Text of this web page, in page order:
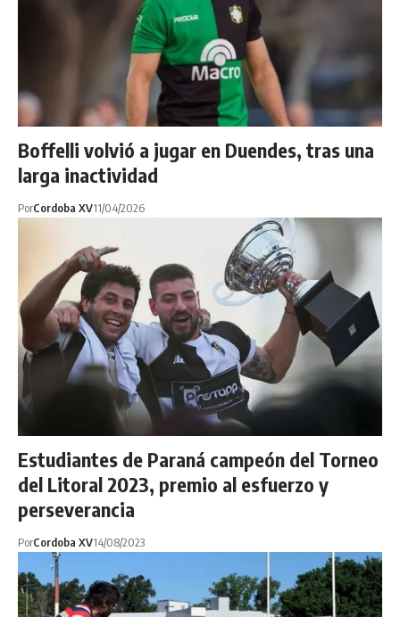
Boffelli volvió a jugar en Duendes, tras una
larga inactividad
PorCordoba XV11/04/2026
Estudiantes de Paraná campeón del Torneo
del Litoral 2023, premio al esfuerzo y
perseverancia
PorCordoba XV14/08/2023